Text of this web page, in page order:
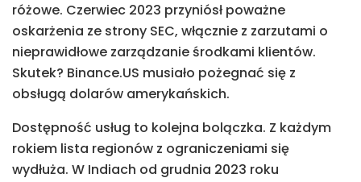
różowe. Czerwiec 2023 przyniósł poważne
oskarżenia ze strony SEC, włącznie z zarzutami o
nieprawidłowe zarządzanie środkami klientów.
Skutek? Binance.US musiało pożegnać się z
obsługą dolarów amerykańskich.
Dostępność usług to kolejna bolączka. Z każdym
rokiem lista regionów z ograniczeniami się
wydłuża. W Indiach od grudnia 2023 roku